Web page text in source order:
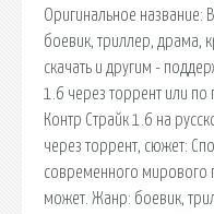
Оригинальное
боевик, триллер, драма,
скачать и другим -
1.6 через торрент или
Контр Страйк 1.6 на
через торрент, сюжет:
современного мирового
может. Жанр: боевик,